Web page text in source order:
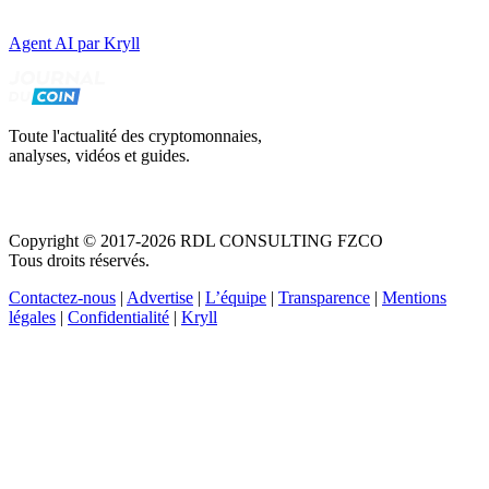
Agent AI par Kryll
Toute l'actualité des cryptomonnaies,
analyses, vidéos et guides.
Copyright © 2017-2026 RDL CONSULTING FZCO
Tous droits réservés.
Contactez-nous | Advertise | L’équipe | Transparence | Mentions
légales | Confidentialité | Kryll